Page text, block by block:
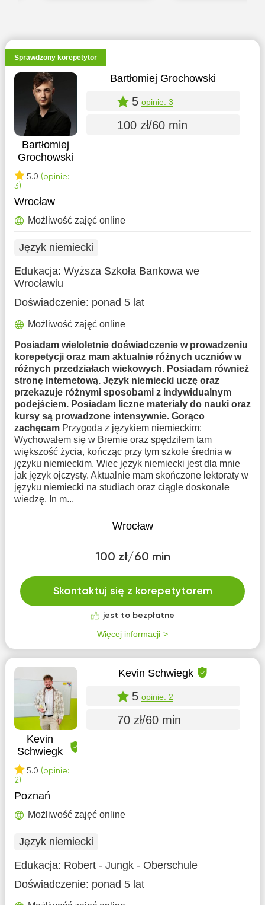
Deutsches
oraz ukońc
Sprawdzony korepetytor
Bartłomiej
Grochowski
5.0 (opinie:
3)
Bartłomiej Grochowski
5 opinie: 3
100 zł/60 min
Wrocław
Możliwość zajęć online
Język niemiecki
Edukacja: Wyższa Szkoła Bankowa we
Wrocławiu
Doświadczenie: ponad 5 lat
Możliwość zajęć online
Posiadam wieloletnie doświadczenie w prowadzeniu
korepetycji oraz mam aktualnie różnych uczniów w
różnych przedziałach wiekowych. Posiadam również
stronę internetową. Język niemiecki uczę oraz
przekazuje różnymi sposobami z indywidualnym
podejściem. Posiadam liczne materiały do nauki oraz
kursy są prowadzone intensywnie. Gorąco
zachęcam Przygoda z językiem niemieckim:
Wychowałem się w Bremie oraz spędziłem tam
większość życia, kończąc przy tym szkole średnia w
języku niemieckim. Wiec język niemiecki jest dla mnie
jak język ojczysty. Aktualnie mam skończone lektoraty w
języku niemiecki na studiach oraz ciągle doskonale
wiedzę. In m...
Wrocław
100 zł/60 min
Skontaktuj się z korepetytorem
jest to bezpłatne
Więcej informacji
Kevin
Schwiegk
5.0 (opinie:
2)
Kevin Schwiegk
5 opinie: 2
70 zł/60 min
Poznań
Możliwość zajęć online
Język niemiecki
Edukacja: Robert - Jungk - Oberschule
Doświadczenie: ponad 5 lat